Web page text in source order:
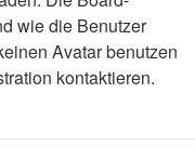
wie die Benutzer
Avatar benutzen
kontaktieren.